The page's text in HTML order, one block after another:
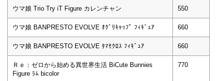
ウマ娘 Trio Try iT Figure カレンチャン 550
ウマ娘 BANPRESTO EVOLVE ｵｸﾞﾘｷｬｯﾌﾟ ﾌｨｷﾞｭｱ 660
ウマ娘 BANPRESTO EVOLVE ﾀﾏﾓｸﾛｽ ﾌｨｷﾞｭｱ 660
Ｒｅ：ゼロから始める異世界生活 BiCute Bunnies
Figure ﾗﾑ bicolor
770